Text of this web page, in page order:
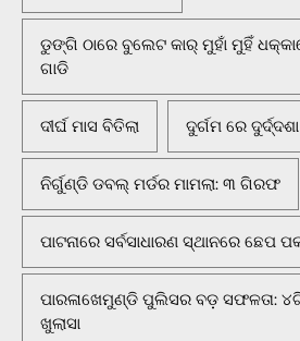
ଡୁଙ୍ଗି ଠାରେ ବୁଲେଟ କାର୍ ମୁହାଁ ମୁହିଁ
ଗାଡି
ଦୀର୍ଘ ମାସ ବିତିଲା ଦୁର୍ଗମ ରେ ଦୁର୍ଦ୍ଦଶା
ନିର୍ଗୁଣ୍ଡି ଡବଲ୍ ମର୍ଡର ମାମଲା: ୩ ଗିରଫ
ପାଟନାରେ ସର୍ବସାଧାରଣ ସ୍ଥାନରେ ଛେପ
ପାରଳାଖେମୁଣ୍ଡି ପୁଲିସର ବଡ଼ ସଫଳତା:
ଖୁଲାସା